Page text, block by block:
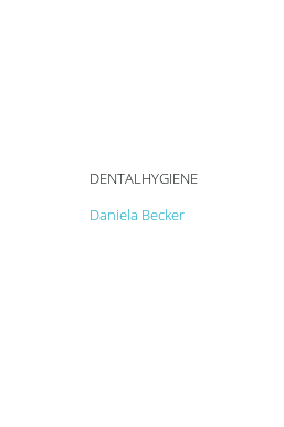
DENTALHYGIENE
Daniela Becker